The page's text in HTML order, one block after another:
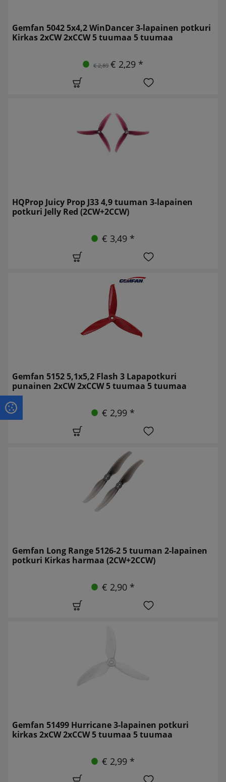
Gemfan 5042 5x4,2 WinDancer 3-lapainen potkuri
Kirkas 2xCW 2xCCW 5 tuumaa 5 tuumaa
€ 2,89 € 2,29 *
HQProp Juicy Prop J33 4,9 tuuman 3-lapainen
potkuri Jelly Red (2CW+2CCW)
€ 3,49 *
Gemfan 5152 5,1x5,2 Flash 3 Lapapotkuri
punainen 2xCW 2xCCW 5 tuumaa 5 tuumaa
€ 2,99 *
Gemfan Long Range 5126-2 5 tuuman 2-lapainen
potkuri Kirkas harmaa (2CW+2CCW)
€ 2,90 *
Gemfan 51499 Hurricane 3-lapainen potkuri
kirkas 2xCW 2xCCW 5 tuumaa 5 tuumaa
€ 2,99 *